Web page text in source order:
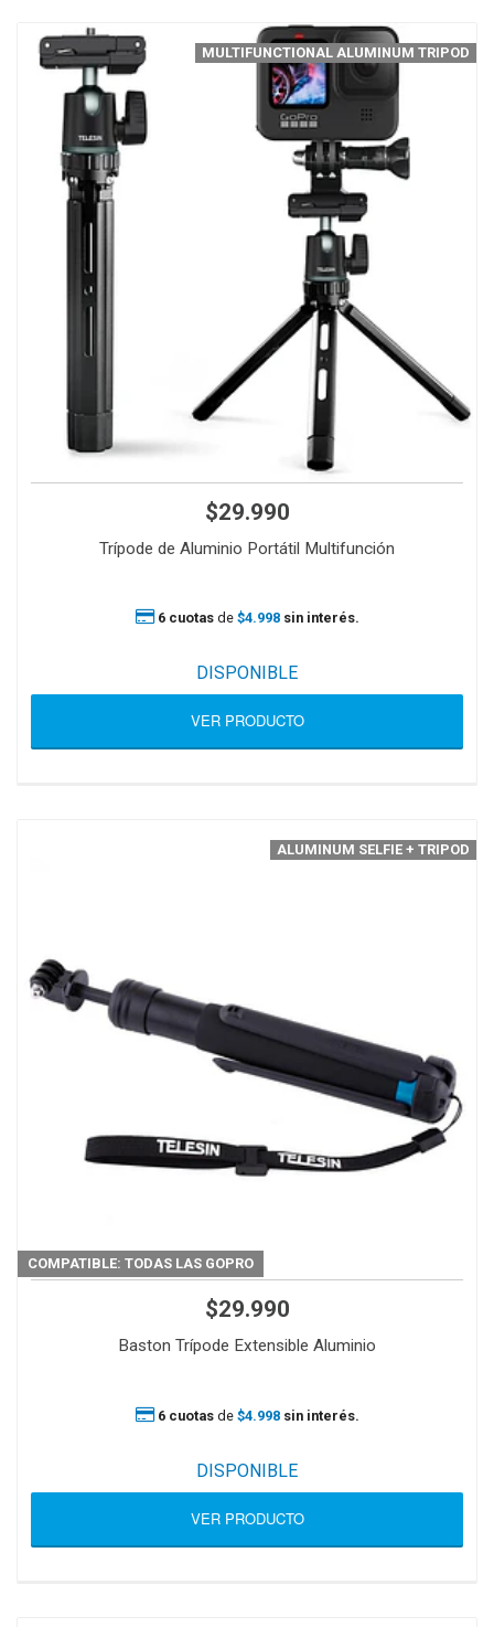
$29.990
Trípode de Aluminio Portátil Multifunción
MULTIFUNCTIONAL ALUMINUM TRIPOD
6 cuotasde $4.998 sin interés.
DISPONIBLE
VER PRODUCTO
COMPATIBLE: TODAS LAS GOPRO
$29.990
Baston Trípode Extensible Aluminio
ALUMINUM SELFIE + TRIPOD
6 cuotasde $4.998 sin interés.
DISPONIBLE
VER PRODUCTO